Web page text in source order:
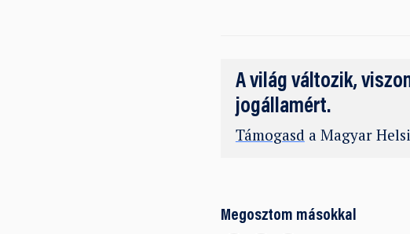
A világ változik,
jogállamért.
Támogasd a Magyar
Megosztom másokkal